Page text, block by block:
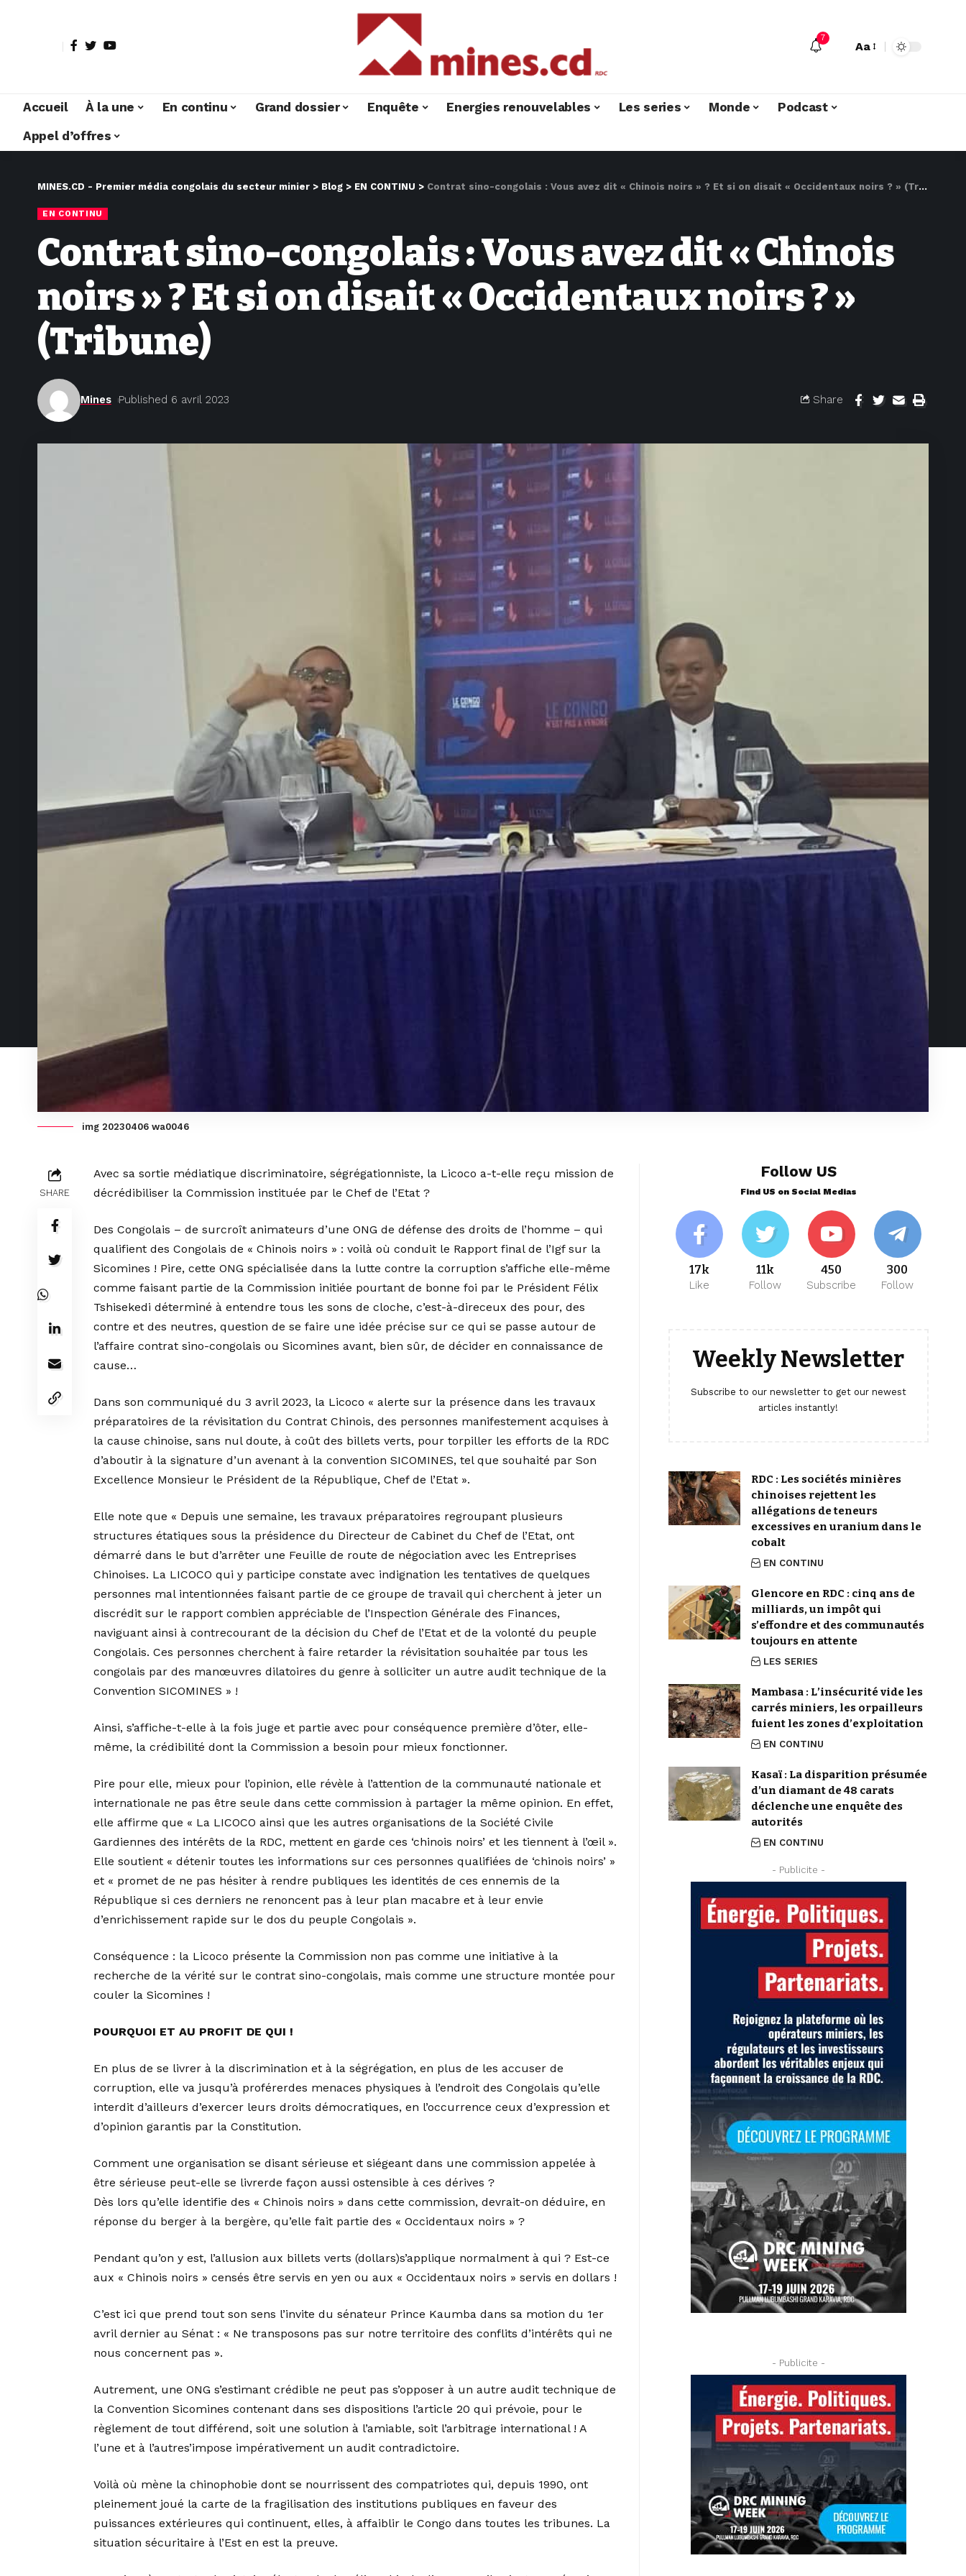
7
Aa
Accueil À la une En continu Grand dossier Enquête Energies renouvelables Les series Monde
Podcast
Appel d’offres
MINES.CD - Premier média congolais du secteur minier > Blog > EN CONTINU > Contrat sino-congolais : Vous avez dit « Chinois noirs » ? Et si on disait « Occidentaux noirs ? » (Tribune)
EN CONTINU
Contrat sino-congolais : Vous avez dit « Chinois
noirs » ? Et si on disait « Occidentaux noirs ? »
(Tribune)
Mines Published 6 avril 2023 Share
img 20230406 wa0046
SHARE
Avec sa sortie médiatique discriminatoire, ségrégationniste, la Licoco a-t-elle reçu mission de
décrédibiliser la Commission instituée par le Chef de l’Etat ?
Des Congolais – de surcroît animateurs d’une ONG de défense des droits de l’homme – qui
qualifient des Congolais de « Chinois noirs » : voilà où conduit le Rapport final de l’Igf sur la
Sicomines ! Pire, cette ONG spécialisée dans la lutte contre la corruption s’affiche elle-même
comme faisant partie de la Commission initiée pourtant de bonne foi par le Président Félix
Tshisekedi déterminé à entendre tous les sons de cloche, c’est-à-direceux des pour, des
contre et des neutres, question de se faire une idée précise sur ce qui se passe autour de
l’affaire contrat sino-congolais ou Sicomines avant, bien sûr, de décider en connaissance de
cause…
Dans son communiqué du 3 avril 2023, la Licoco « alerte sur la présence dans les travaux
préparatoires de la révisitation du Contrat Chinois, des personnes manifestement acquises à
la cause chinoise, sans nul doute, à coût des billets verts, pour torpiller les efforts de la RDC
d’aboutir à la signature d’un avenant à la convention SICOMINES, tel que souhaité par Son
Excellence Monsieur le Président de la République, Chef de l’Etat ».
Elle note que « Depuis une semaine, les travaux préparatoires regroupant plusieurs
structures étatiques sous la présidence du Directeur de Cabinet du Chef de l’Etat, ont
démarré dans le but d’arrêter une Feuille de route de négociation avec les Entreprises
Chinoises. La LICOCO qui y participe constate avec indignation les tentatives de quelques
personnes mal intentionnées faisant partie de ce groupe de travail qui cherchent à jeter un
discrédit sur le rapport combien appréciable de l’Inspection Générale des Finances,
naviguant ainsi à contrecourant de la décision du Chef de l’Etat et de la volonté du peuple
Congolais. Ces personnes cherchent à faire retarder la révisitation souhaitée par tous les
congolais par des manœuvres dilatoires du genre à solliciter un autre audit technique de la
Convention SICOMINES » !
Ainsi, s’affiche-t-elle à la fois juge et partie avec pour conséquence première d’ôter, elle-
même, la crédibilité dont la Commission a besoin pour mieux fonctionner.
Pire pour elle, mieux pour l’opinion, elle révèle à l’attention de la communauté nationale et
internationale ne pas être seule dans cette commission à partager la même opinion. En effet,
elle affirme que « La LICOCO ainsi que les autres organisations de la Société Civile
Gardiennes des intérêts de la RDC, mettent en garde ces ‘chinois noirs’ et les tiennent à l’œil ».
Elle soutient « détenir toutes les informations sur ces personnes qualifiées de ‘chinois noirs’ »
et « promet de ne pas hésiter à rendre publiques les identités de ces ennemis de la
République si ces derniers ne renoncent pas à leur plan macabre et à leur envie
d’enrichissement rapide sur le dos du peuple Congolais ».
Conséquence : la Licoco présente la Commission non pas comme une initiative à la
recherche de la vérité sur le contrat sino-congolais, mais comme une structure montée pour
couler la Sicomines !
POURQUOI ET AU PROFIT DE QUI !
En plus de se livrer à la discrimination et à la ségrégation, en plus de les accuser de
corruption, elle va jusqu’à proférerdes menaces physiques à l’endroit des Congolais qu’elle
interdit d’ailleurs d’exercer leurs droits démocratiques, en l’occurrence ceux d’expression et
d’opinion garantis par la Constitution.
Comment une organisation se disant sérieuse et siégeant dans une commission appelée à
être sérieuse peut-elle se livrerde façon aussi ostensible à ces dérives ?
Dès lors qu’elle identifie des « Chinois noirs » dans cette commission, devrait-on déduire, en
réponse du berger à la bergère, qu’elle fait partie des « Occidentaux noirs » ?
Pendant qu’on y est, l’allusion aux billets verts (dollars)s’applique normalment à qui ? Est-ce
aux « Chinois noirs » censés être servis en yen ou aux « Occidentaux noirs » servis en dollars !
C’est ici que prend tout son sens l’invite du sénateur Prince Kaumba dans sa motion du 1er
avril dernier au Sénat : « Ne transposons pas sur notre territoire des conflits d’intérêts qui ne
nous concernent pas ».
Autrement, une ONG s’estimant crédible ne peut pas s’opposer à un autre audit technique de
la Convention Sicomines contenant dans ses dispositions l’article 20 qui prévoie, pour le
règlement de tout différend, soit une solution à l’amiable, soit l’arbitrage international ! A
l’une et à l’autres’impose impérativement un audit contradictoire.
Voilà où mène la chinophobie dont se nourrissent des compatriotes qui, depuis 1990, ont
pleinement joué la carte de la fragilisation des institutions publiques en faveur des
puissances extérieures qui continuent, elles, à affaiblir le Congo dans toutes les tribunes. La
situation sécuritaire à l’Est en est la preuve.
Follow US
Find US on Social Medias
17k
Like
11k
Follow
450
Subscribe
300
Follow
Weekly Newsletter
Subscribe to our newsletter to get our newest
articles instantly!
RDC : Les sociétés minières
chinoises rejettent les
allégations de teneurs
excessives en uranium dans le
cobalt
EN CONTINU
Glencore en RDC : cinq ans de
milliards, un impôt qui
s’effondre et des communautés
toujours en attente
LES SERIES
Mambasa : L’insécurité vide les
carrés miniers, les orpailleurs
fuient les zones d’exploitation
EN CONTINU
Kasaï : La disparition présumée
d’un diamant de 48 carats
déclenche une enquête des
autorités
EN CONTINU
- Publicite -
- Publicite -